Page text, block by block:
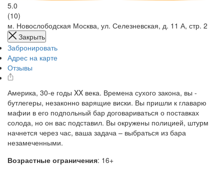
5.0
(10)
м. Новослободская Москва, ул. Селезневская, д. 11 А, стр. 2
Закрыть
Забронировать
Адрес на карте
Отзывы
Америка, 30-е годы XX века. Времена сухого закона, вы -
бутлегеры, незаконно варящие виски. Вы пришли к главарю
мафии в его подпольный бар договариваться о поставках
солода, но он вас подставил. Вы окружены полицией, штурм
начнется через час, ваша задача – выбраться из бара
незамеченными.
Возрастные ограничения: 16+